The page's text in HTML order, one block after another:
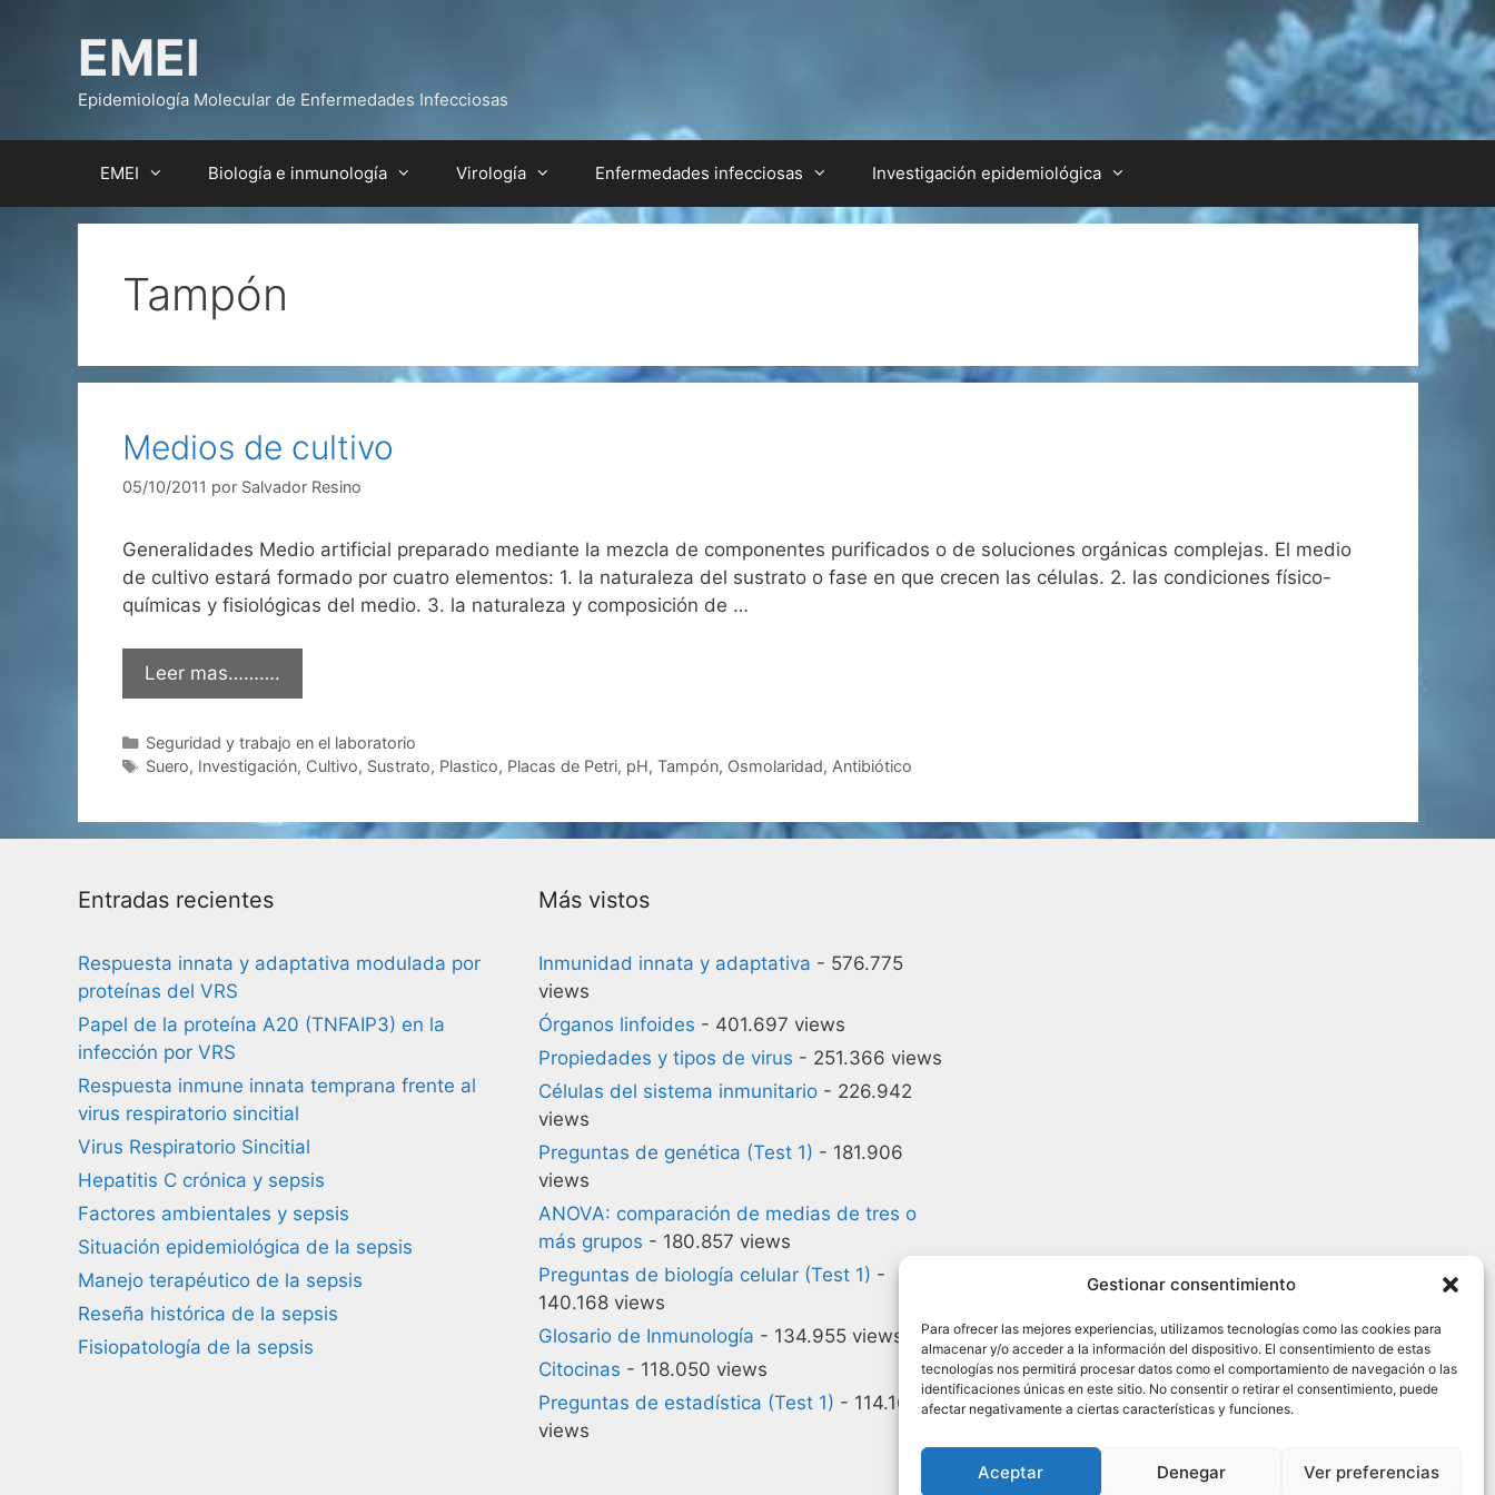
Gestionar consentimiento
Para ofrecer las mejores experiencias, utilizamos tecnologías como las cookies para
almacenar y/o acceder a la información del dispositivo. El consentimiento de estas
tecnologías nos permitirá procesar datos como el comportamiento de navegación o las
identificaciones únicas en este sitio. No consentir o retirar el consentimiento, puede
afectar negativamente a ciertas características y funciones.
Aceptar Denegar Ver preferencias
EMEI
Epidemiología Molecular de Enfermedades Infecciosas
EMEI Biología e inmunología Virología Enfermedades infecciosas Investigación epidemiológica
Tampón
Medios de cultivo
05/10/2011 por Salvador Resino
Generalidades Medio artificial preparado mediante la mezcla de componentes purificados o de soluciones orgánicas complejas. El medio
de cultivo estará formado por cuatro elementos: 1. la naturaleza del sustrato o fase en que crecen las células. 2. las condiciones físico-
químicas y fisiológicas del medio. 3. la naturaleza y composición de …
Leer mas……….
Categorías
Seguridad y trabajo en el laboratorio
Etiquetas
Suero, Investigación, Cultivo, Sustrato, Plastico, Placas de Petri, pH,Tampón, Osmolaridad, Antibiótico
Entradas recientes
Respuesta innata y adaptativa modulada por
proteínas del VRS
Papel de la proteína A20 (TNFAIP3) en la
infección por VRS
Respuesta inmune innata temprana frente al
virus respiratorio sincitial
Virus Respiratorio Sincitial
Hepatitis C crónica y sepsis
Factores ambientales y sepsis
Situación epidemiológica de la sepsis
Manejo terapéutico de la sepsis
Reseña histórica de la sepsis
Fisiopatología de la sepsis
Más vistos
Inmunidad innata y adaptativa - 576.775
views
Órganos linfoides - 401.697 views
Propiedades y tipos de virus - 251.366 views
Células del sistema inmunitario - 226.942
views
Preguntas de genética (Test 1) - 181.906
views
ANOVA: comparación de medias de tres o
más grupos - 180.857 views
Preguntas de biología celular (Test 1) -
140.168 views
Glosario de Inmunología - 134.955 views
Citocinas - 118.050 views
Preguntas de estadística (Test 1) - 114.164
views